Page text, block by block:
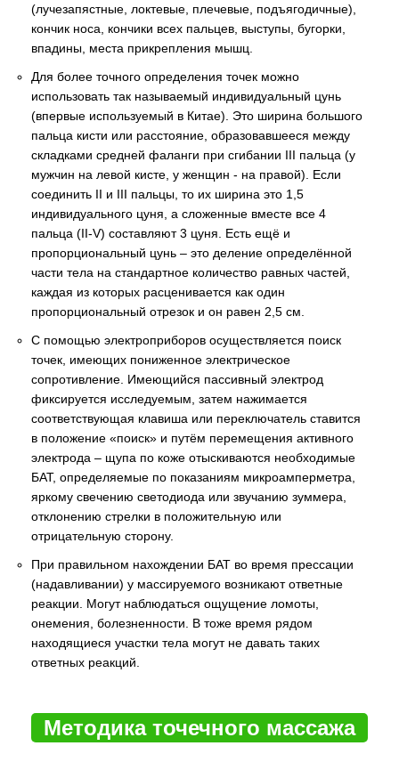
(лучезапястные, локтевые, плечевые, подъягодичные),
кончик носа, кончики всех пальцев, выступы, бугорки,
впадины, места прикрепления мышц.
Для более точного определения точек можно
использовать так называемый индивидуальный цунь
(впервые используемый в Китае). Это ширина большого
пальца кисти или расстояние, образовавшееся между
складками средней фаланги при сгибании III пальца (у
мужчин на левой кисте, у женщин - на правой). Если
соединить II и III пальцы, то их ширина это 1,5
индивидуального цуня, а сложенные вместе все 4
пальца (II-V) составляют 3 цуня. Есть ещё и
пропорциональный цунь – это деление определённой
части тела на стандартное количество равных частей,
каждая из которых расценивается как один
пропорциональный отрезок и он равен 2,5 см.
С помощью электроприборов осуществляется поиск
точек, имеющих пониженное электрическое
сопротивление. Имеющийся пассивный электрод
фиксируется исследуемым, затем нажимается
соответствующая клавиша или переключатель ставится
в положение «поиск» и путём перемещения активного
электрода – щупа по коже отыскиваются необходимые
БАТ, определяемые по показаниям микроамперметра,
яркому свечению светодиода или звучанию зуммера,
отклонению стрелки в положительную или
отрицательную сторону.
При правильном нахождении БАТ во время прессации
(надавливании) у массируемого возникают ответные
реакции. Могут наблюдаться ощущение ломоты,
онемения, болезненности. В тоже время рядом
находящиеся участки тела могут не давать таких
ответных реакций.
Методика точечного массажа